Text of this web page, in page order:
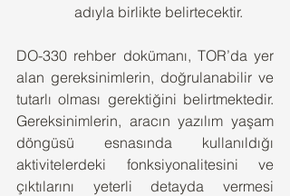
adıyla birlikte belirtecektir.
DO-330 rehber dokümanı, TOR’da yer
alan gereksinimlerin, doğrulanabilir ve
tutarlı olması gerektiğini belirtmektedir.
Gereksinimlerin, aracın yazılım yaşam
döngüsü esnasında kullanıldığı
aktivitelerdeki fonksiyonalitesini ve
çıktılarını yeterli detayda vermesi